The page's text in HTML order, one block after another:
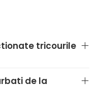
tricourile
de la